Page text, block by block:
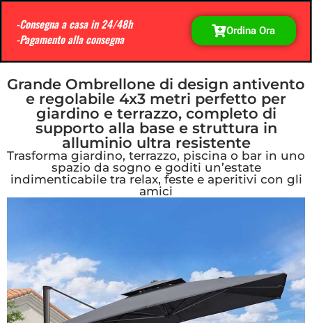
-Consegna a casa in 24/48h
-Pagamento alla consegna
Ordina Ora
Grande Ombrellone di design antivento
e regolabile 4x3 metri perfetto per
giardino e terrazzo, completo di
supporto alla base e struttura in
alluminio ultra resistente
Trasforma giardino, terrazzo, piscina o bar in uno
spazio da sogno e goditi un’estate
indimenticabile tra relax, feste e aperitivi con gli
amici